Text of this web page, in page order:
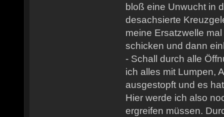
bloß eine Unwucht in
desachsierte
meine Ersatzwelle
schicken und dann
- Schall durch alle
ich alles mit Lumpen,
ausgestopft und es
Hier werde ich also
ergreifen müssen.